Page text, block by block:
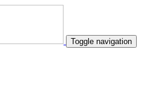
Toggle navigation